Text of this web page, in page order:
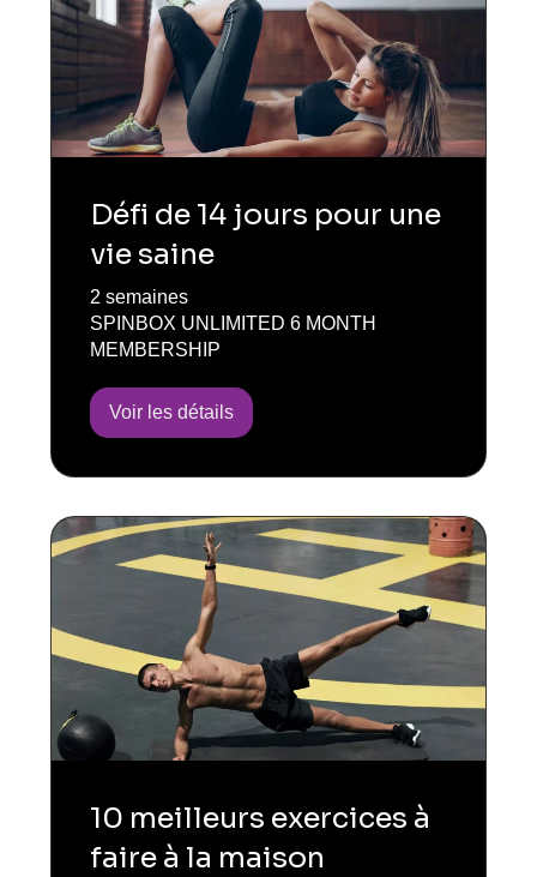
Défi de 14 jours pour une
vie saine
2 semaines
SPINBOX UNLIMITED 6 MONTH
MEMBERSHIP
Voir les détails
10 meilleurs exercices à
faire à la maison